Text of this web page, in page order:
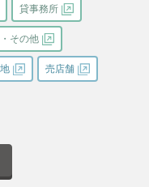
貸事務所
その他
売店舗